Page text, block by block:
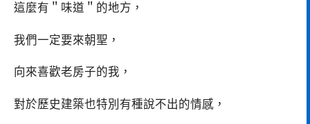
這麼有＂味道＂的地方，
我們一定要來朝聖，
向來喜歡老房子的我，
對於歷史建築也特別有種說不出的情感，